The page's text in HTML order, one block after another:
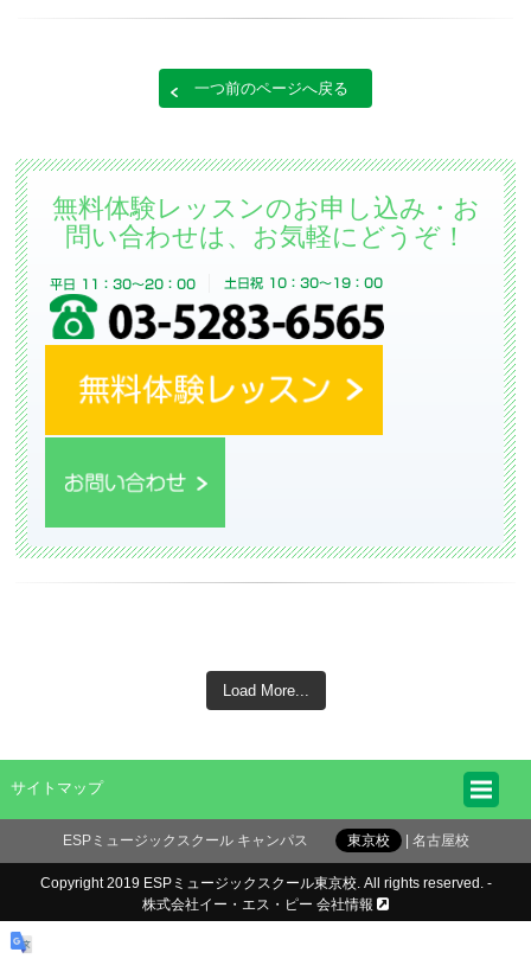
一つ前のページへ戻る
無料体験レッスンのお申し込み・お
問い合わせは、お気軽にどうぞ！
Load More...
サイトマップ
ESPミュージックスクール キャンパス 東京校 名古屋校
Copyright 2019 ESPミュージックスクール東京校. All rights reserved. -
株式会社イー・エス・ピー 会社情報